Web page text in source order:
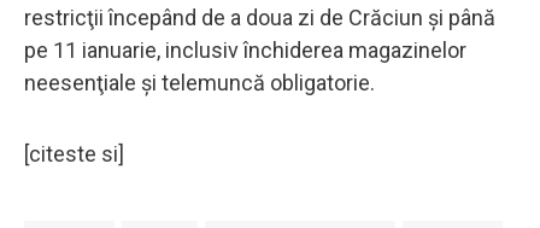
restricţii începând de a doua zi de Crăciun şi până
pe 11 ianuarie, inclusiv închiderea magazinelor
neesenţiale şi telemuncă obligatorie.
[citeste si]